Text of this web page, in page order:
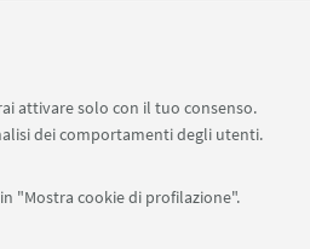
attivare solo con il tuo consenso.
dei comportamenti degli utenti.
"Mostra cookie di profilazione".